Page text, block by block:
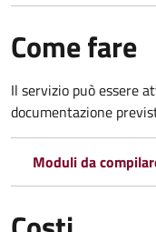
Come fare
Il servizio può essere
documentazione
Moduli da